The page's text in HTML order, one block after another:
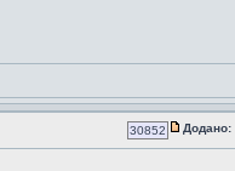
30852 Додано: